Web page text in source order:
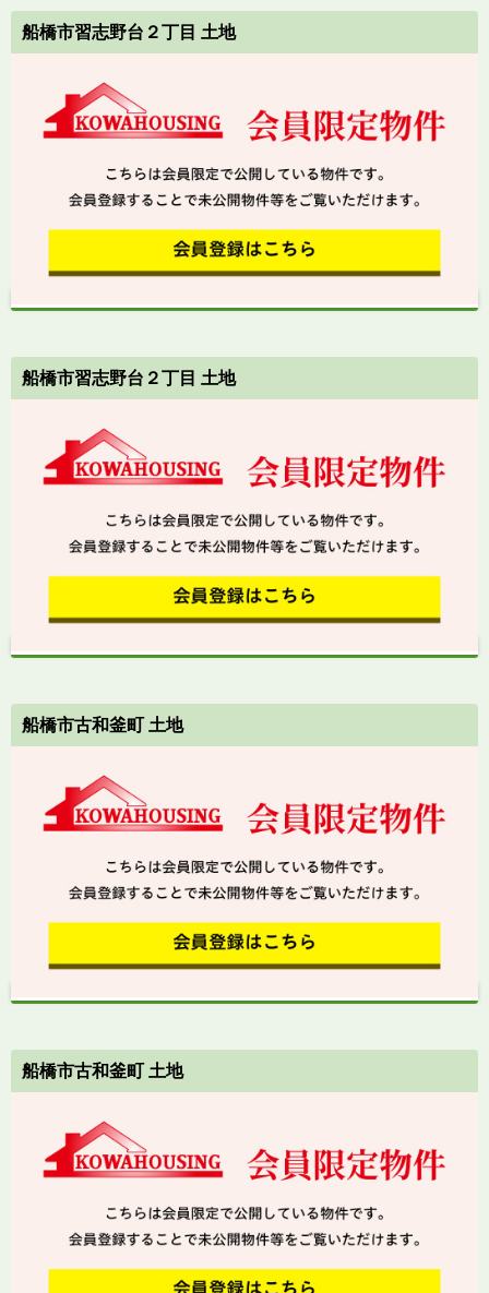
船橋市習志野台２丁目 土地
船橋市習志野台２丁目 土地
船橋市古和釜町 土地
船橋市古和釜町 土地